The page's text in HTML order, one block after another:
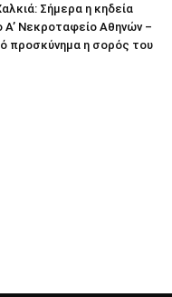
Σήμερα η κηδεία
Α’ Νεκροταφείο Αθηνών –
προσκύνημα η σορός του